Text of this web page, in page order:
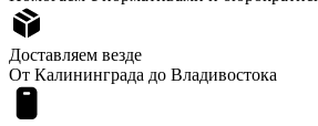
Доставляем везде
От Калининграда до Владивостока